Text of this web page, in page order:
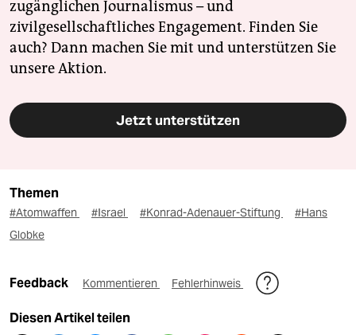
zugänglichen Journalismus – und
zivilgesellschaftliches Engagement. Finden Sie
auch? Dann machen Sie mit und unterstützen Sie
unsere Aktion.
Jetzt unterstützen
Themen
#Atomwaffen #Israel #Konrad-Adenauer-Stiftung
#Hans
Globke
Feedback Kommentieren Fehlerhinweis
Diesen Artikel teilen